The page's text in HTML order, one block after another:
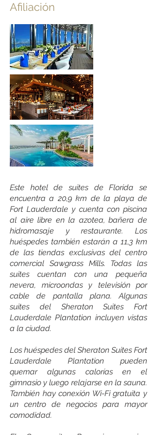
Afiliación
Este hotel de suites de Florida se
encuentra a 20,9 km de la playa de
Fort Lauderdale y cuenta con piscina
al aire libre en la azotea, bañera de
hidromasaje y restaurante. Los
huéspedes también estarán a 11,3 km
de las tiendas exclusivas del centro
comercial Sawgrass Mills. Todas las
suites cuentan con una pequeña
nevera, microondas y televisión por
cable de pantalla plana. Algunas
suites del Sheraton Suites Fort
Lauderdale Plantation incluyen vistas
a la ciudad.
Los huéspedes del Sheraton Suites Fort
Lauderdale Plantation pueden
quemar algunas calorías en el
gimnasio y luego relajarse en la sauna.
También hay conexión Wi-Fi gratuita y
un centro de negocios para mayor
comodidad.